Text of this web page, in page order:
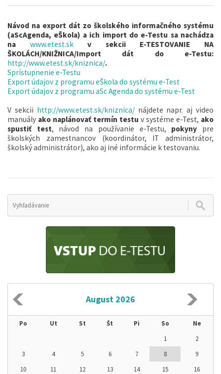
Návod na export dát zo školského informačného systému
(aScAgenda, eŠkola) a ich import do e-Testu sa nachádza
na www.etest.skv sekcii E-TESTOVANIE NA
ŠKOLÁCH/KNIŽNICA/Import dát do e-Testu:
http://www.etest.sk/kniznica/.
Sprístupnenie e-Testu
Export údajov z programu eŠkola do systému e-Test
Export údajov z programu aSc Agenda do systému e-Test
V sekcii http://www.etest.sk/kniznica/nájdete napr. aj video
manuály ako naplánovať termín testu v systéme e-Test, ako
spustiť test, návod na používanie e-Testu, pokyny pre
školských zamestnancov (koordinátor, IT administrátor,
školský administrátor), ako aj iné informácie k testovaniu.
August 2026
Po Ut St Št Pi So
Ne
1
2
3
4 5 6 7 8
9
10
11 12 13 14 15
16